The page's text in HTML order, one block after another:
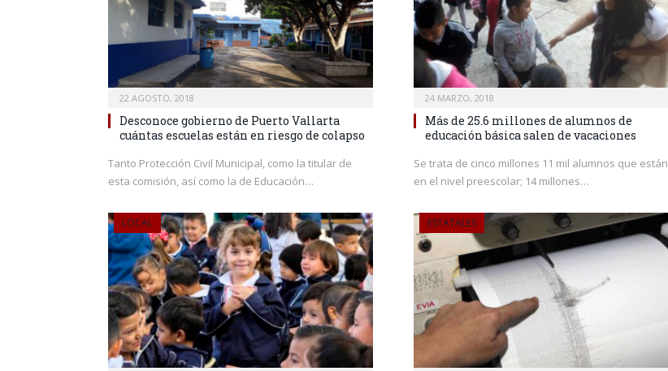
22 AGOSTO, 2018
Desconoce gobierno de Puerto Vallarta
cuántas escuelas están en riesgo de colapso
Tanto Protección Civil Municipal, como la titular de
esta comisión, así como la de Educación…
24 MARZO, 2018
Más de 25.6 millones de alumnos de
educación básica salen de vacaciones
Se trata de cinco millones 11 mil alumnos que están
en el nivel preescolar; 14 millones…
LOCAL ESTATALES